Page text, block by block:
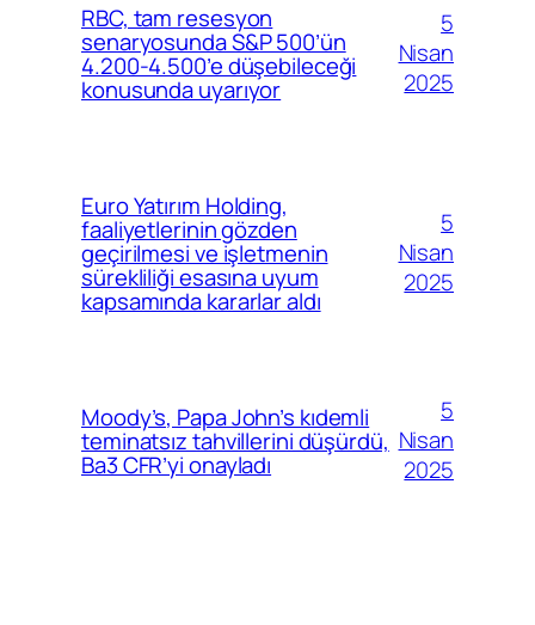
RBC, tam resesyon
senaryosunda S&P 500’ün
4.200-4.500’e düşebileceği
konusunda uyarıyor
5
Nisan
2025
Euro Yatırım Holding,
faaliyetlerinin gözden
geçirilmesi ve işletmenin
sürekliliği esasına uyum
kapsamında kararlar aldı
5
Nisan
2025
Moody’s, Papa John’s kıdemli
teminatsız tahvillerini düşürdü,
Ba3 CFR’yi onayladı
5
Nisan
2025